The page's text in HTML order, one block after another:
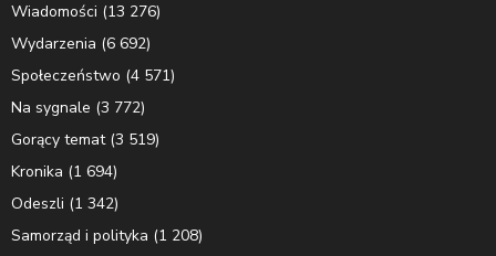
Wiadomości (13 276)
Wydarzenia (6 692)
Społeczeństwo (4 571)
Na sygnale (3 772)
Gorący temat(3 519)
Kronika (1 694)
Odeszli (1 342)
Samorząd i polityka (1 208)